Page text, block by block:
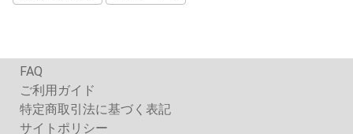
FAQ
ご利用ガイド
特定商取引法に基づく表記
サイトポリシー